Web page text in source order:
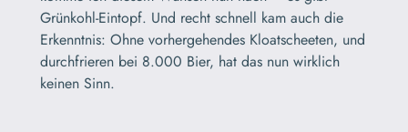
Grünkohl-Eintopf. Und recht schnell kam auch die
Erkenntnis: Ohne vorhergehendes Kloatscheeten, und
durchfrieren bei 8.000 Bier, hat das nun wirklich
keinen Sinn.